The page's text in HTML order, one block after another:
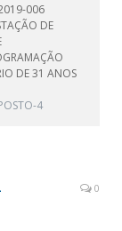
006
DE
DE 31 ANOS
4
0